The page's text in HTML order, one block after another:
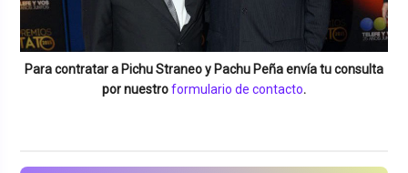
Para contratar a Pichu Straneo y Pachu Peñaenvía tu consulta
por nuestroformulario de contacto.